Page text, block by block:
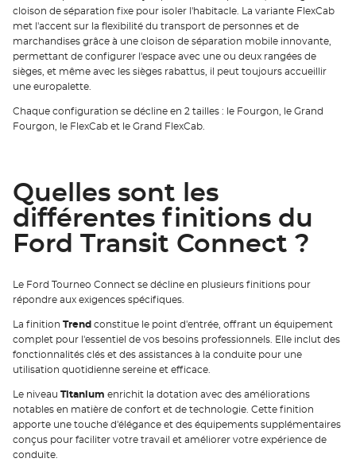
cloison de séparation fixe pour isoler l'habitacle. La variante FlexCab
met l'accent sur la flexibilité du transport de personnes et de
marchandises grâce à une cloison de séparation mobile innovante,
permettant de configurer l'espace avec une ou deux rangées de
sièges, et même avec les sièges rabattus, il peut toujours accueillir
une europalette.
Chaque configuration se décline en 2 tailles : le Fourgon, le Grand
Fourgon, le FlexCab et le Grand FlexCab.
Quelles sont les
différentes finitions du
Ford Transit Connect ?
Le Ford Tourneo Connect se décline en plusieurs finitions pour
répondre aux exigences spécifiques.
La finition Trend constitue le point d'entrée, offrant un équipement
complet pour l'essentiel de vos besoins professionnels. Elle inclut des
fonctionnalités clés et des assistances à la conduite pour une
utilisation quotidienne sereine et efficace.
Le niveau Titanium enrichit la dotation avec des améliorations
notables en matière de confort et de technologie. Cette finition
apporte une touche d'élégance et des équipements supplémentaires
conçus pour faciliter votre travail et améliorer votre expérience de
conduite.